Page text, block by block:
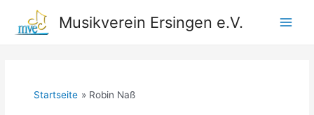
springen
Musikverein Ersingen e.V.
Startseite Robin Naß